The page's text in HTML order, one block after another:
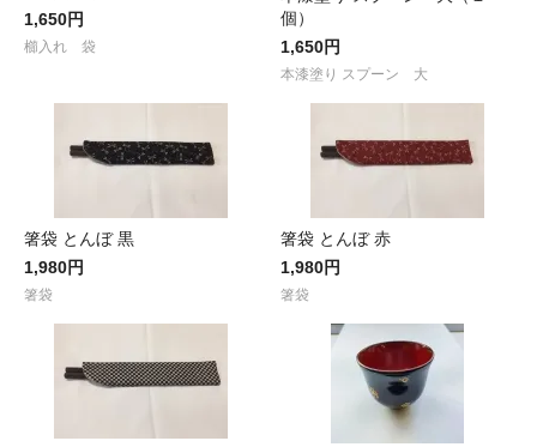
1,650円
櫛入れ 袋
個）
1,650円
本漆塗り スプーン 大
箸袋 とんぼ 黒
1,980円
箸袋
箸袋 とんぼ 赤
1,980円
箸袋